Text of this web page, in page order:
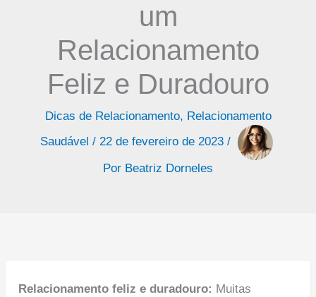
um
Relacionamento
Feliz e Duradouro
Dicas de Relacionamento, Relacionamento
Saudável / 22 de fevereiro de 2023 /
Por Beatriz Dorneles
Relacionamento feliz e duradouro: Muitas